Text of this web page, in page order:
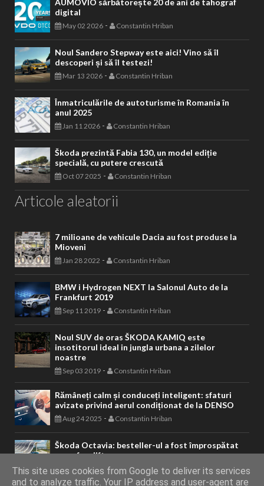
AUMOVIO sărbătorește 20 de ani de tahograf
digital
May 02 2026 - Constantin Hriban
Noul Sandero Stepway este aici! Vino să îl
descoperi și să îl testezi!
Mar 13 2026 - Constantin Hriban
Înmatriculările de autoturisme în Romania în
anul 2025
Jan 11 2026 - Constantin Hriban
Škoda prezintă Fabia 130, un model ediție
specială, cu putere crescută
Oct 07 2025 - Constantin Hriban
Articole aleatorii
7 milioane de vehicule Dacia au fost produse la
Mioveni
Jan 28 2022 - Constantin Hriban
BMW i Hydrogen NEXT la Salonul Auto de la
Frankfurt 2019
Sep 11 2019 - Constantin Hriban
Noul SUV de oras ŠKODA KAMIQ este
insotitorul ideal in jungla urbana a zilelor
noastre
Sep 03 2019 - Constantin Hriban
Rămâneți calm și conduceți inteligent: sfaturi
avizate privind aerul condiționat de la DENSO
Aug 24 2025 - Constantin Hriban
Škoda Octavia: besteller-ul a fost împrospătat
cu un facelift
May 14 2024- Constantin Hriban
This site uses cookies from Google to deliver its services
and to analyze traffic. Your IP address and user-agent are